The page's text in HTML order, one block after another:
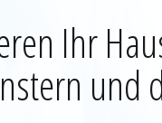
Ihr
und